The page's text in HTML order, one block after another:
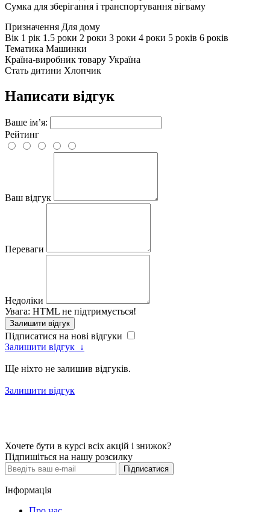
Сумка для зберігання і транспортування вігваму
Призначення Для дому
Вік 1 рік 1.5 роки 2 роки 3 роки 4 роки 5 років 6 років
Тематика Машинки
Країна-виробник товару Україна
Стать дитини Хлопчик
Написати відгук
Ваше ім’я:
Рейтинг
Ваш відгук
Переваги
Недоліки
Увага: HTML не підтримується!
Залишити відгук
Підписатися на нові відгуки
Залишити відгук ↓
Ще ніхто не залишив відгуків.
Залишити відгук
Хочете бути в курсі всіх акцій і знижок?
Підпишіться на нашу розсилку
Підписатися
Інформація